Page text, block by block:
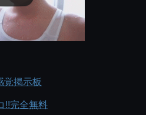
覚掲示板
!!完全無料